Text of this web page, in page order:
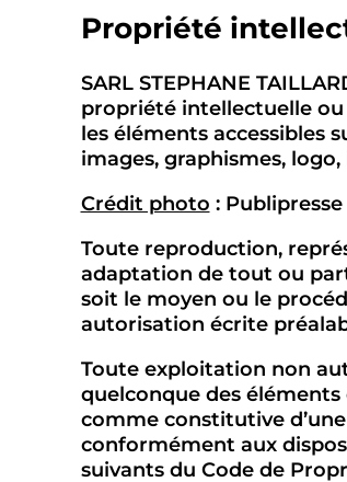
Propriété
SARL STEPHANE
propriété intellectuelle ou
les éléments accessibles
images, graphismes, logo,
Crédit photo : Publipresse
Toute reproduction,
adaptation de tout ou
soit le moyen ou le
autorisation écrite
Toute exploitation non
quelconque des éléments
comme constitutive
conformément aux
suivants du Code de